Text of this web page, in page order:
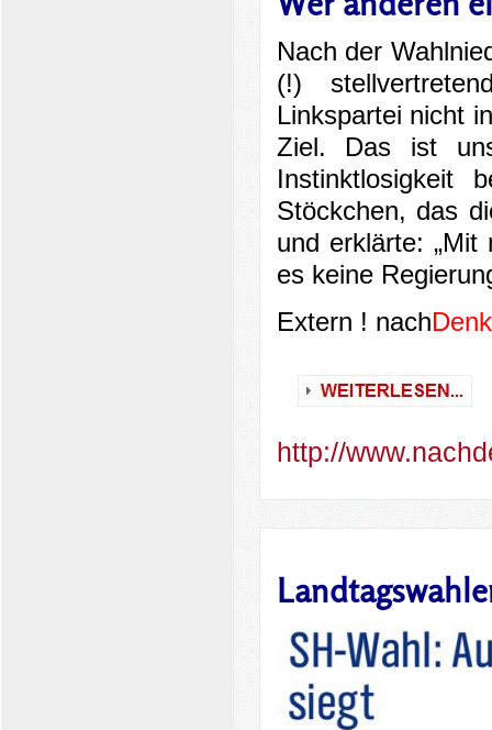
Nach der
(!)
Linkspartei nicht
Ziel. Das ist
Instinktlosigkeit
Stöckchen, das
und erklärte:
es keine
Extern ! nachDenk
http://